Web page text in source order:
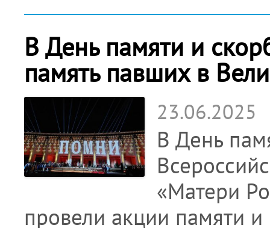
В День памяти и
память павших в
23.06.2025
В День
«Матери
провели акции памяти